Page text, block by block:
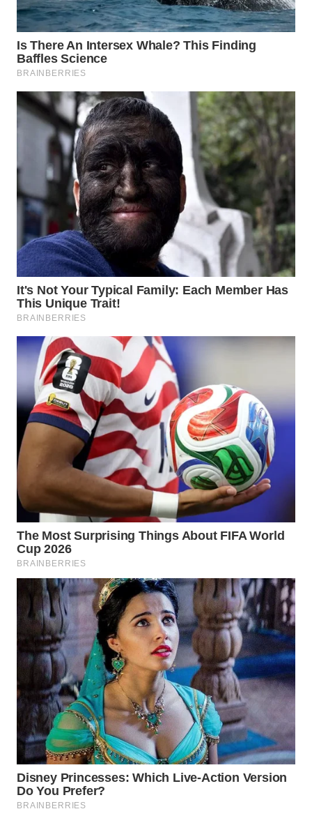
WN
NATUNA
WN
BINTAN
WN
MANDALIKA
WN
LIKUPANG
WN
LABUANBAJO
WN
BORNEO
Wahana
Media
WAHANA
NEWS
WAHANA
ADVOKAT
WAHANA
WAHANA
KONSUMEN
WAHANA
LISTRIK
WAHANA
TRAVEL
WAHANA
TV